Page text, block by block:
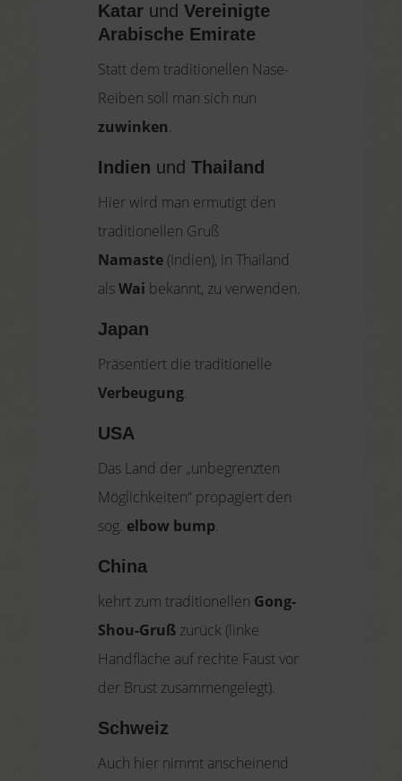
Katar undVereinigte
Arabische Emirate
Statt demtraditionellen Nase-
Reiben soll man sich nun
zuwinken.
Indien und Thailand
Hier wird man ermutigt den
traditionellen Gruß
Namaste (Indien), in Thailand
alsWai bekannt, zu verwenden.
Japan
Präsentiert die traditionelle
Verbeugung.
USA
Das Land der „unbegrenzten
Möglichkeiten“ propagiert den
sog. elbow bump.
China
kehrt zum traditionellen Gong-
Shou-Gruß zurück (linke
Handfläche auf rechte Faust vor
der Brust zusammengelegt).
Schweiz
Auch hier nimmt anscheinend